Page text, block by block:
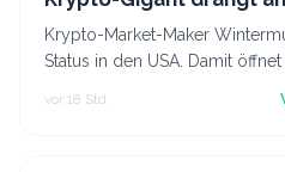
Krypto-Market-Maker
Status in den USA. Damit
vor 18 Std.